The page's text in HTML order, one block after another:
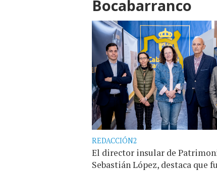
Bocabarranco
REDACCIÓN2
El director insular de
Sebastián López, destaca que